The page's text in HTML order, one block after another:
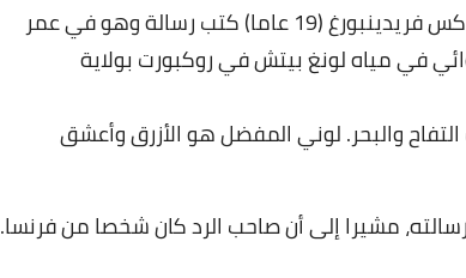
وذكرت وكالة "يونايتد برس إنترناشيونال" الأميركية أن ماكس فريدينبورغ (19 عاما) كتب رسالة وهو في عمر
في مياه لونغ بيتش في روكبورت بولاية
أبلغ من العمر 10 سنوات وأحب التفاح والبحر. لوني المفضل هو الأزرق وأعشق
مشيرا إلى أن صاحب الرد كان شخصا من فرنسا.